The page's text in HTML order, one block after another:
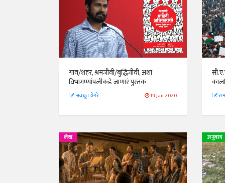
गाव/शहर, श्रमजीवी/बुद्धिजीवी, अशा
विभागण्यांपलीकडे जाणारं पुस्तक
अवधूत डोंगरे 19 Jan 2020
लेख अनुवाद